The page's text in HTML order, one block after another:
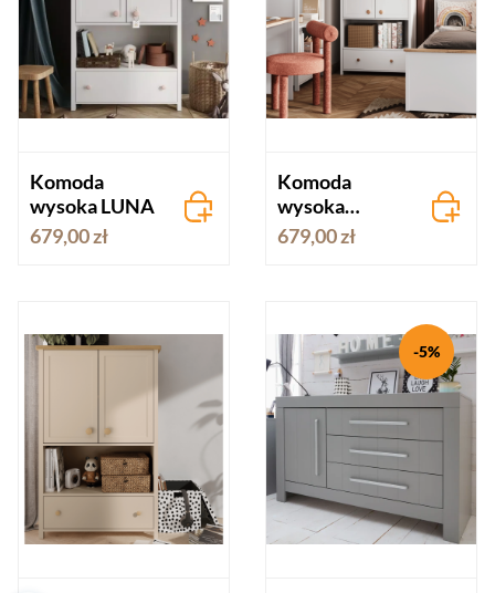
Komoda
wysoka LUNA
679,00 zł
Komoda
wysoka
STORY biała
679,00 zł
-5%